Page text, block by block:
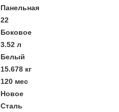
Панельная
22
Боковое
3.52 л
Белый
15.678 кг
120 мес
Новое
Сталь